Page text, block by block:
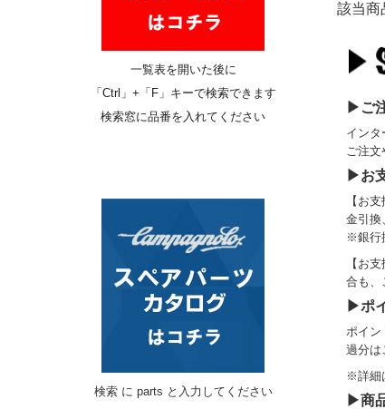
該当商
▶ご
インタ
ご注
▶お
【お
金引換
※銀行
【お
合も、
▶ポ
ポイン
過分は
※詳細
▶商
一覧表を開いた後に
「 Ctrl 」+「F」キーで検索できます
検索窓に品番を入れてください
検索 に parts と入力してください